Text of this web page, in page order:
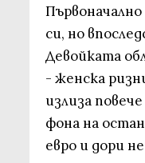
си, но
Девойката
- женска
излиза
фона на
евро и дори